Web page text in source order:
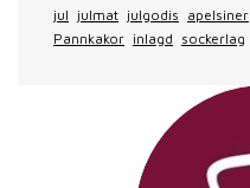
jul julmat julgodis apelsiner
Pannkakor inlagd sockerlag